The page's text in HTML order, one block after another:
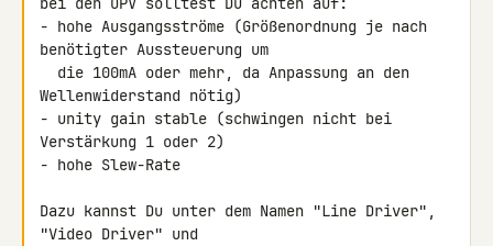
- hohe Ausgangsströme (Größenordnung je nach
benötigter Aussteuerung um
Wellenwiderstand nötig)
- unity gain stable (schwingen nicht bei
Verstärkung 1 oder 2)
- hohe Slew-Rate
Dazu kannst Du unter dem Namen "Line Driver",
"Video Driver" und